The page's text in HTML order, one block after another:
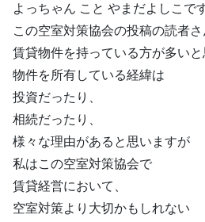
よっちゃん こと やまだよしこです
この空室対策協会の投稿の読者さ
賃貸物件を持っている方が多いと
物件を所有している経緯は
投資だったり、
相続だったり、
様々な理由があると思いますが
私はこの空室対策協会で
賃貸経営において、
空室対策より大切かもしれない